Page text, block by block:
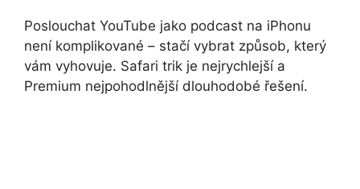
Poslouchat YouTube jako podcast na iPhonu
není komplikované – stačí vybrat způsob, který
vám vyhovuje. Safari trik je nejrychlejší a
Premium nejpohodlnější dlouhodobé řešení.